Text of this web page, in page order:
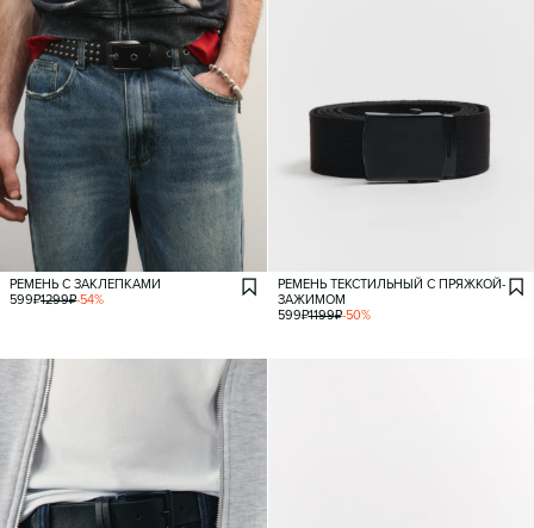
РЕМЕНЬ С ЗАКЛЕПКАМИ
599₽1299₽-54%
РЕМЕНЬ ТЕКСТИЛЬНЫЙ С ПРЯЖКОЙ-
ЗАЖИМОМ
599₽1199₽-50%